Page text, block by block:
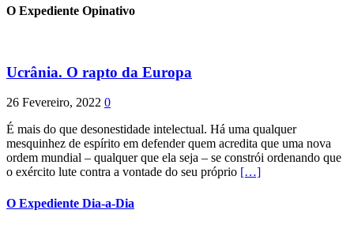
O Expediente Opinativo
Ucrânia. O rapto da Europa
26 Fevereiro, 2022 0
É mais do que desonestidade intelectual. Há uma qualquer
mesquinhez de espírito em defender quem acredita que uma nova
ordem mundial – qualquer que ela seja – se constrói ordenando que
o exército lute contra a vontade do seu próprio […]
O Expediente Dia-a-Dia